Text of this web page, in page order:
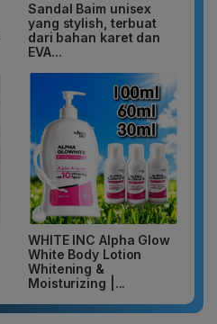
Sandal Baim unisex
yang stylish, terbuat
dari bahan karet dan
EVA...
WHITE INC Alpha Glow
White Body Lotion
Whitening &
Moisturizing |...